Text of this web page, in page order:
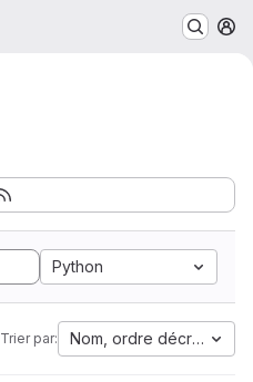
Python
Trier par: Nom, ordre décroissant